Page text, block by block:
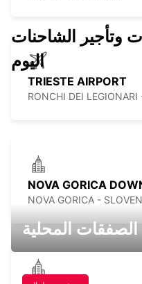
TRIESTE AIRPORT
RONCHI DEI LEGIONARI
NOVA GORICA
NOVA GORICA -
وتأجير الشاحنات
اليوم
الصفقات المحلية